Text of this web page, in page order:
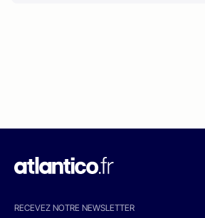
RECEVEZ NOTRE NEWSLETTER